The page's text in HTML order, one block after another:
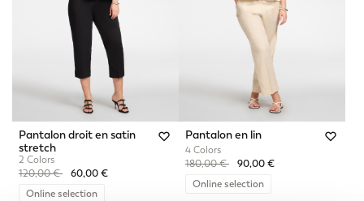
Pantalon droit en satin
stretch
2 Colors
Price reduced from
120,00 €to60,00 €
Online selection
Pantalon en lin
4 Colors
Price reduced from
180,00 €to90,00 €
Online selection